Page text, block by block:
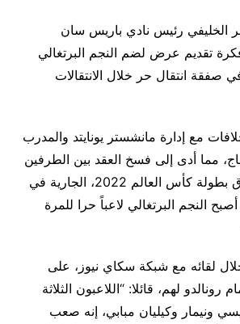
الخليفي رئيس نادي باريس سان
تقديم عرض لضم النجم البرتغالي
صفقة انتقال حر خلال الانتقالات
مع إدارة مانشستر يونايتد والمدرب
مما أدى إلى فسخ العقد بين الطرفين
بالتراضي قبل انطلاق بطولة كأس العالم 2022، الجارية في
النجم البرتغالي لاعباً حرا للمرة
لقائه مع شبكة سكاي نيوز، على
رونالدو لهم، قائلا: “اللاعبون الثلاثة
ونيمار وكيليان مبابي، إنه صعب